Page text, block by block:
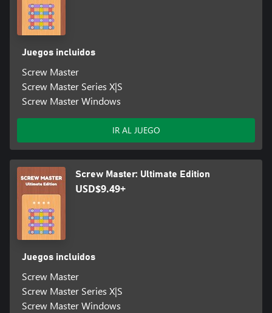
Juegos incluidos
Screw Master
Screw Master Series X|S
Screw Master Windows
IR AL JUEGO
Screw Master: Ultimate Edition
USD$9.49+
Juegos incluidos
Screw Master
Screw Master Series X|S
Screw Master Windows